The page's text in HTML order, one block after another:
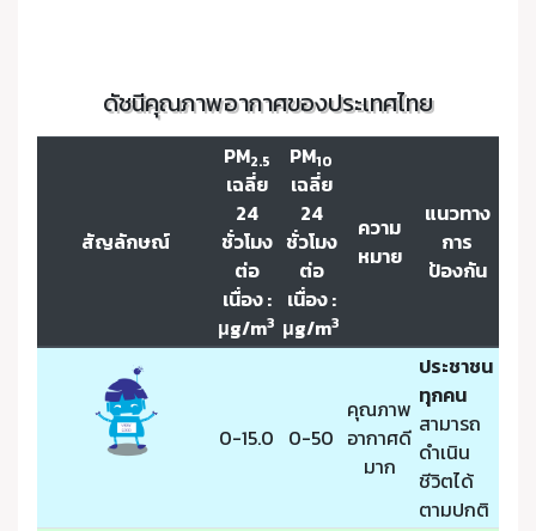
ดัชนีคุณภาพอากาศของประเทศไทย
สัญลักษณ์
PM2.5
เฉลี่ย
24
ชั่วโมง
ต่อ
เนื่อง :
μg/m3
PM10
เฉลี่ย
24
ชั่วโมง
ต่อ
เนื่อง :
μg/m3
ความ
หมาย
แนวทาง
การ
ป้องกัน
0-15.0 0-50
คุณภาพ
อากาศดี
มาก
ประชาชน
ทุกคน
สามารถ
ดำเนิน
ชีวิตได้
ตามปกติ